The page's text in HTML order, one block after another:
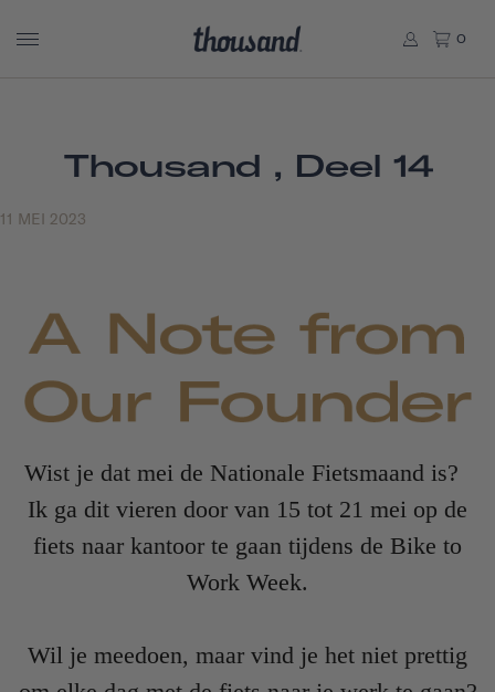
0
Thousand , Deel 14
11 MEI 2023
Wist je dat mei de Nationale Fietsmaand is?
Ik ga dit vieren door van 15 tot 21 mei op de
fiets naar kantoor te gaan tijdens de Bike to
Work Week.
Wil je meedoen, maar vind je het niet prettig